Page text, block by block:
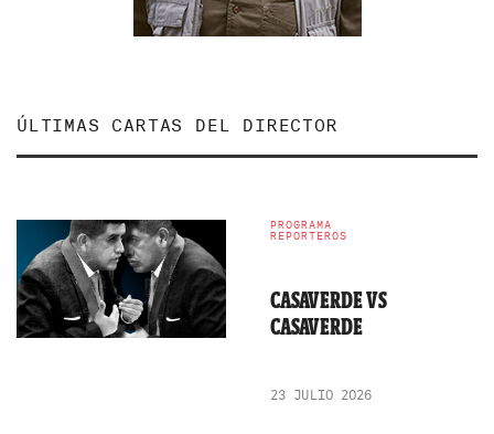
ÚLTIMAS CARTAS DEL DIRECTOR
PROGRAMA
REPORTEROS
CASAVERDE VS
CASAVERDE
23 JULIO 2026